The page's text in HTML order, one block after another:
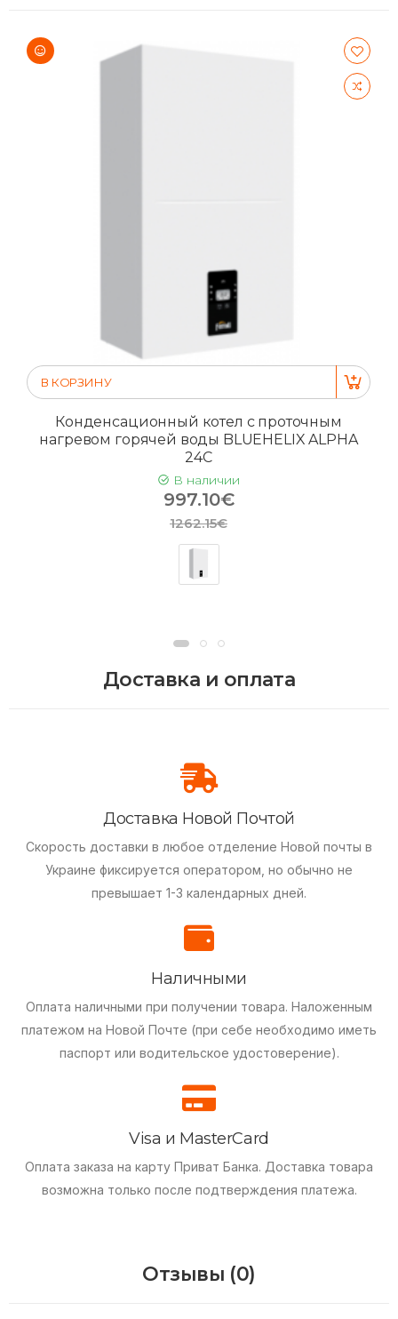
В КОРЗИНУ
Конденсационный котел с проточным
нагревом горячей воды BLUEHELIX ALPHA
24C
В наличии
997.10€
1262.15€
Доставка и оплата
Доставка Новой Почтой
Скорость доставки в любое отделение Новой почты в
Украине фиксируется оператором, но обычно не
превышает 1-3 календарных дней.
Наличными
Оплата наличными при получении товара. Наложенным
платежом на Новой Почте (при себе необходимо иметь
паспорт или водительское удостоверение).
Visa и MasterCard
Оплата заказа на карту Приват Банка. Доставка товара
возможна только после подтверждения платежа.
Отзывы (0)